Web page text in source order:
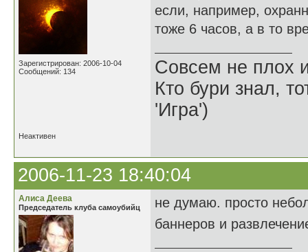
Зарегистрирован: 2006-10-04
Сообщений: 134
если, например,
тоже 6 часов, а в то
Совсем не плох
Кто бури знал,
'Игра')
Неактивен
2006-11-23 18:40:04
Алиса Деева
Председатель клуба самоубийц
не думаю. просто
баннеров и